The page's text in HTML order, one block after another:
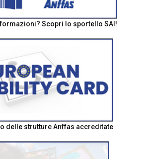
Scopri lo sportello SAI!
delle strutture Anffas accreditate